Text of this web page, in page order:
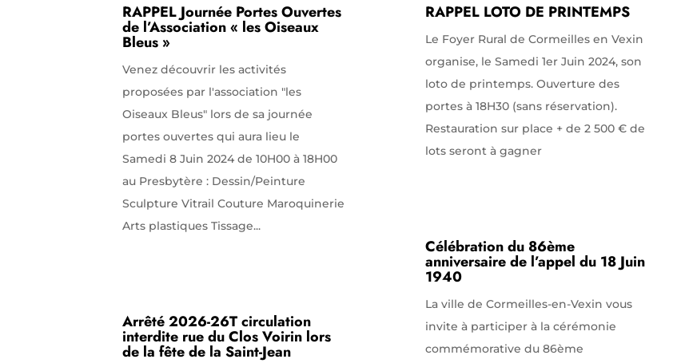
RAPPEL Journée Portes Ouvertes
de l’Association « les Oiseaux
Bleus »
Venez découvrir les activités
proposées par l'association "les
Oiseaux Bleus" lors de sa journée
portes ouvertes qui aura lieu le
Samedi 8 Juin 2024 de 10H00 à 18H00
au Presbytère : Dessin/Peinture
Sculpture Vitrail Couture Maroquinerie
Arts plastiques Tissage...
Arrêté 2026-26T circulation
interdite rue du Clos Voirin lors
de la fête de la Saint-Jean
RAPPEL LOTO DE PRINTEMPS
Le Foyer Rural de Cormeilles en Vexin
organise, le Samedi 1er Juin 2024, son
loto de printemps. Ouverture des
portes à 18H30 (sans réservation).
Restauration sur place + de 2 500 € de
lots seront à gagner
Célébration du 86ème
anniversaire de l’appel du 18 Juin
1940
La ville de Cormeilles-en-Vexin vous
invite à participer à la cérémonie
commémorative du 86ème